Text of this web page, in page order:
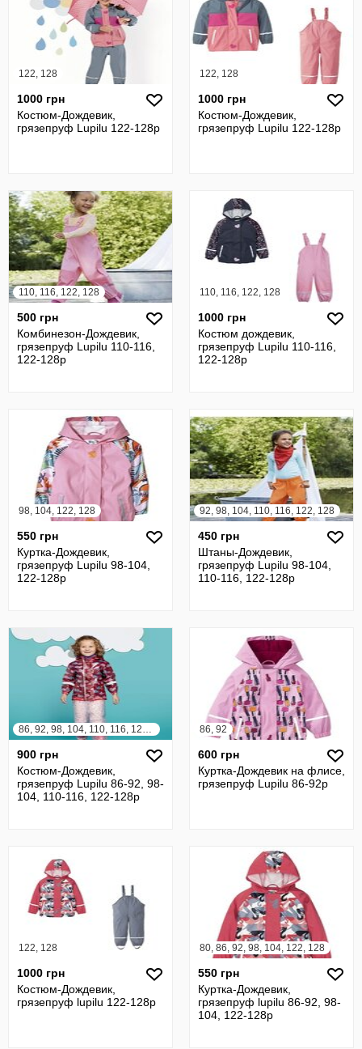
122, 128
1000 грн
Костюм-Дождевик,
грязепруф Lupilu 122-128р
122, 128
1000 грн
Костюм-Дождевик,
грязепруф Lupilu 122-128р
110, 116, 122, 128
500 грн
Комбинезон-Дождевик,
грязепруф Lupilu 110-116,
122-128р
110, 116, 122, 128
1000 грн
Костюм дождевик,
грязепруф Lupilu 110-116,
122-128р
98, 104, 122, 128
550 грн
Куртка-Дождевик,
грязепруф Lupilu 98-104,
122-128р
92, 98, 104, 110, 116, 122, 128
450 грн
Штаны-Дождевик,
грязепруф Lupilu 98-104,
110-116, 122-128р
86, 92, 98, 104, 110, 116, 122, 128
900 грн
Костюм-Дождевик,
грязепруф Lupilu 86-92, 98-
104, 110-116, 122-128р
86, 92
600 грн
Куртка-Дождевик на флисе,
грязепруф Lupilu 86-92р
122, 128
1000 грн
Костюм-Дождевик,
грязепруф lupilu 122-128р
80, 86, 92, 98, 104, 122, 128
550 грн
Куртка-Дождевик,
грязепруф lupilu 86-92, 98-
104, 122-128р